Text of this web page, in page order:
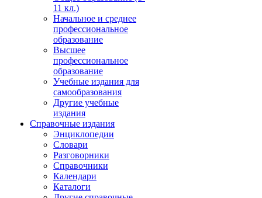
11 кл.)
Начальное и среднее
профессиональное
образование
Высшее
профессиональное
образование
Учебные издания для
самообразования
Другие учебные
издания
Справочные издания
Энциклопедии
Словари
Разговорники
Справочники
Календари
Каталоги